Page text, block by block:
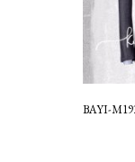
BAYI-